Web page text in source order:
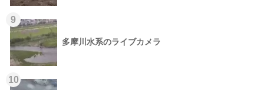
9
多摩川水系のライブカメラ
10